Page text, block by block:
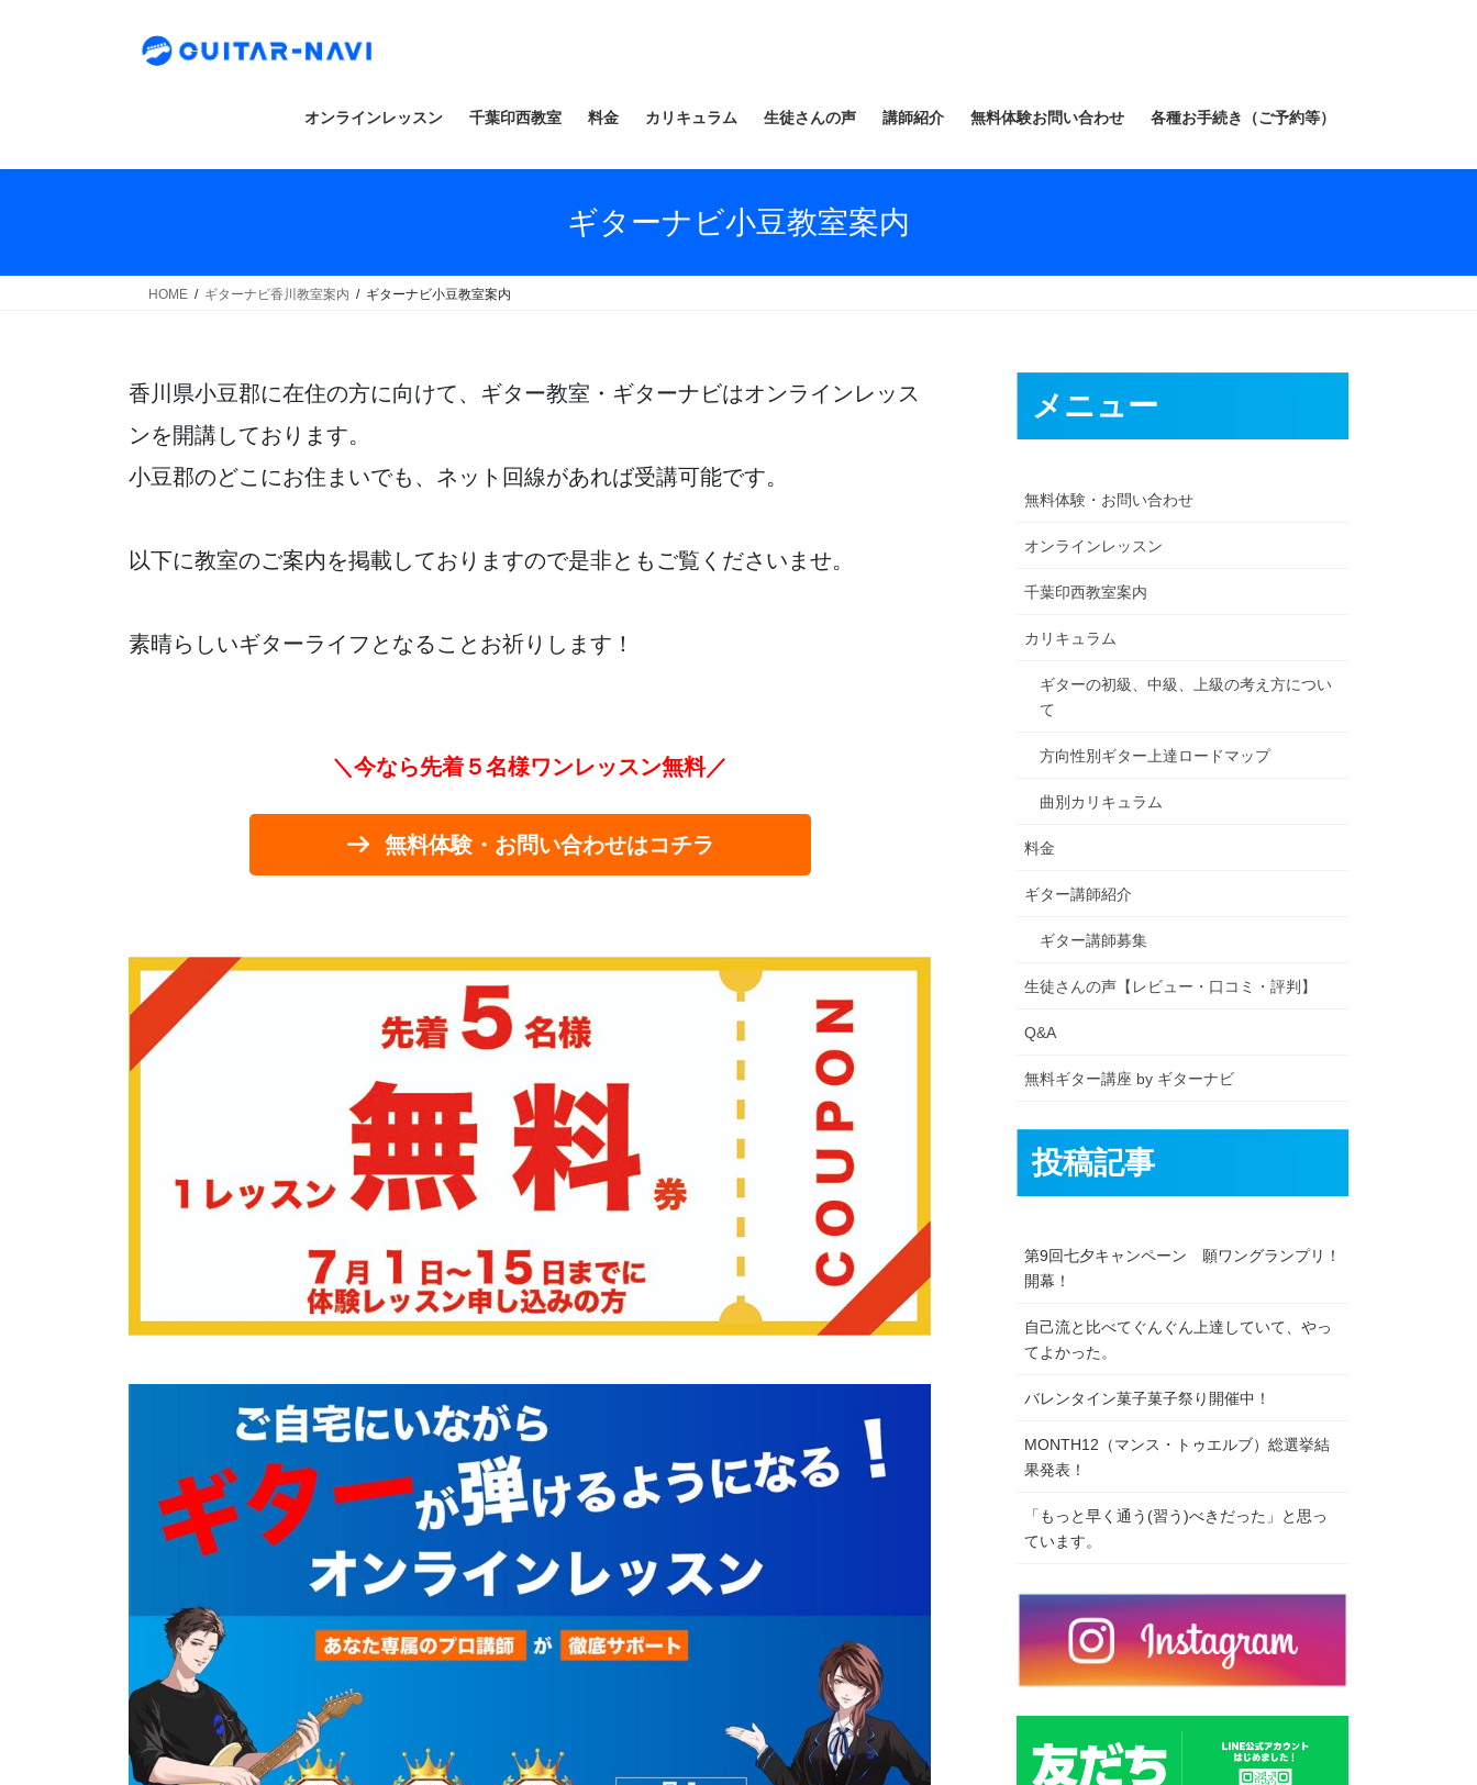
オンラインレッスン 千葉印西教室 料金 カリキュラム 生徒さんの声 講師紹介 無料体験お問い合わせ 各種お手続き（ご予約等）
ギターナビ小豆教室案内
HOME ギターナビ香川教室案内 ギターナビ小豆教室案内
香川県小豆郡に在住の方に向けて、ギター教室・ギターナビはオンラインレッス
ンを開講しております。
小豆郡のどこにお住まいでも、ネット回線があれば受講可能です。
以下に教室のご案内を掲載しておりますので是非ともご覧くださいませ。
素晴らしいギターライフとなることお祈りします！
＼今なら先着５名様ワンレッスン無料／
無料体験・お問い合わせはコチラ
メニュー
無料体験・お問い合わせ
オンラインレッスン
千葉印西教室案内
カリキュラム
ギターの初級、中級、上級の考え方につい
て
方向性別ギター上達ロードマップ
曲別カリキュラム
料金
ギター講師紹介
ギター講師募集
生徒さんの声【レビュー・口コミ・評判】
Q&A
無料ギター講座 by ギターナビ
投稿記事
第9回七夕キャンペーン 願ワングランプリ！
開幕！
自己流と比べてぐんぐん上達していて、やっ
てよかった。
バレンタイン菓子菓子祭り開催中！
MONTH12（マンス・トゥエルブ）総選挙結
果発表！
「もっと早く通う(習う)べきだった」と思っ
ています。